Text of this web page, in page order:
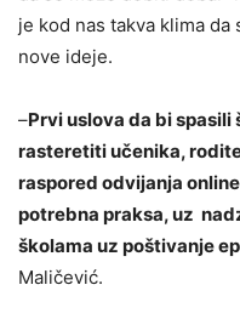
je kod nas takva klima da
nove ideje.
–Prvi uslova da bi
rasteretiti učenika,
raspored odvijanja
potrebna praksa, uz
školama uz poštivanje
Maličević.